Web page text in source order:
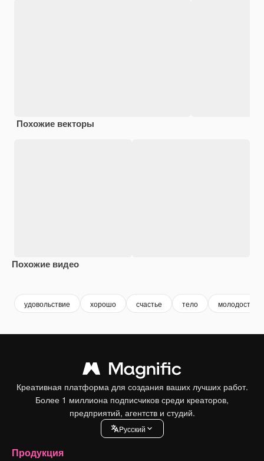
Похожие векторы
Похожие видео
удовольствие хорошо счастье тело молодость
Креативная платформа для создания ваших лучших работ.
Более 1 миллиона подписчиков среди креаторов,
предприятий, агентств и студий.
Pусский
Продукция